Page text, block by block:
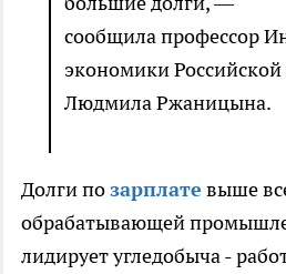
сообщила профессор
экономики
Людмила Ржаницына.
Долги позарплате выше
обрабатывающей
лидирует угледобыча -